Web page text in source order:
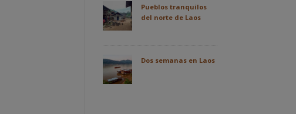
Pueblos tranquilos
del norte de Laos
Dos semanas en Laos